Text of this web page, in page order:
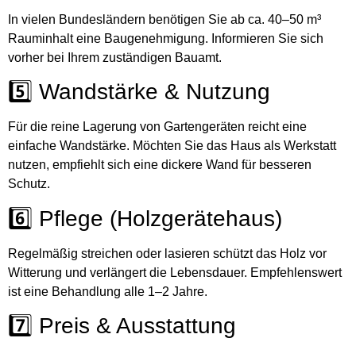
In vielen Bundesländern benötigen Sie ab ca. 40–50 m³
Rauminhalt eine Baugenehmigung. Informieren Sie sich
vorher bei Ihrem zuständigen Bauamt.
5️⃣ Wandstärke & Nutzung
Für die reine Lagerung von Gartengeräten reicht eine
einfache Wandstärke. Möchten Sie das Haus als Werkstatt
nutzen, empfiehlt sich eine dickere Wand für besseren
Schutz.
6️⃣ Pflege (Holzgerätehaus)
Regelmäßig streichen oder lasieren schützt das Holz vor
Witterung und verlängert die Lebensdauer. Empfehlenswert
ist eine Behandlung alle 1–2 Jahre.
7️⃣ Preis & Ausstattung